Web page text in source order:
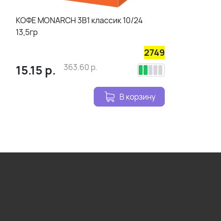
КОФЕ MONARCH 3В1 классик 10/24
13,5гр
2749
15.15 р. 363.60 р.
В корзину